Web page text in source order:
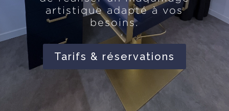
artistique adapté à vos
besoins.
Tarifs & réservations